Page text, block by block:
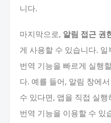
니다.
마지막으로, 알림 접근 권
게 사용할 수 있습니다.
번역 기능을 빠르게 실행
다. 예를 들어, 알림 창에
수 있다면, 앱을 직접 실
번역 기능을 이용할 수 있